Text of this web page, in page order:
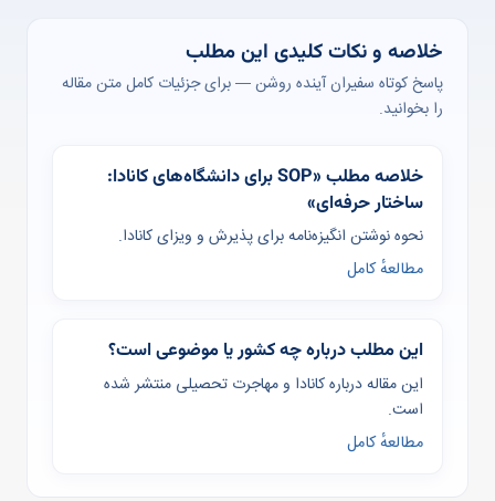
خلاصه و نکات کلیدی این مطلب
پاسخ کوتاه سفیران آینده روشن — برای جزئیات کامل متن مقاله
را بخوانید.
خلاصه مطلب «SOP برای دانشگاه‌های کانادا:
ساختار حرفه‌ای»
نحوه نوشتن انگیزه‌نامه برای پذیرش و ویزای کانادا.
مطالعهٔ کامل
این مطلب درباره چه کشور یا موضوعی است؟
این مقاله درباره کانادا و مهاجرت تحصیلی منتشر شده
است.
مطالعهٔ کامل